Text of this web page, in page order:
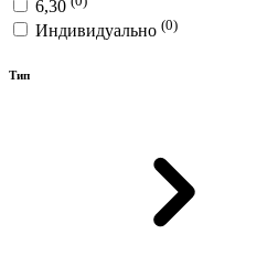
6,30
Индивидуально (0)
Тип